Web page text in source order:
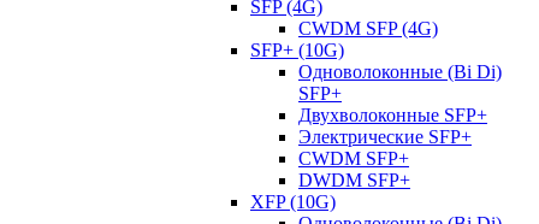
SFP (4G)
CWDM SFP (4G)
SFP+ (10G)
Одноволоконные (Bi Di)
SFP+
Двухволоконные SFP+
Электрические SFP+
CWDM SFP+
DWDM SFP+
XFP (10G)